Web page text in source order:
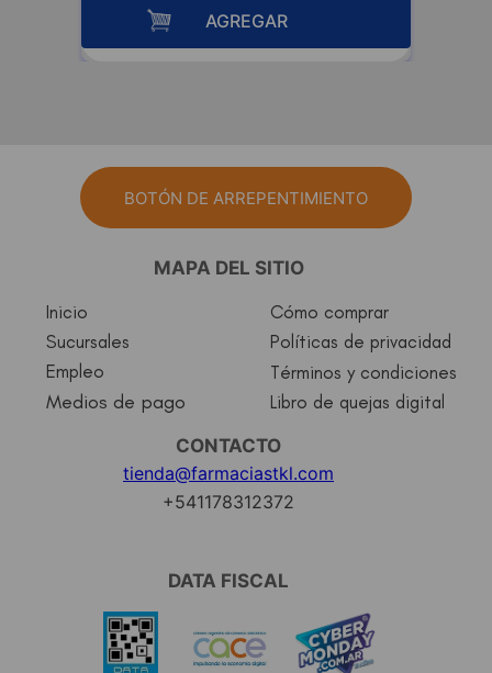
AGREGAR
BOTÓN DE ARREPENTIMIENTO
MAPA DEL SITIO
Inicio
Sucursales
Empleo
Medios de pago
Cómo comprar
Políticas de privacidad
Términos y condiciones
Libro de quejas digital
CONTACTO
tienda@farmaciastkl.com
+541178312372
DATA FISCAL